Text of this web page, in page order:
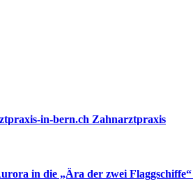
in-bern.ch Zahnarztpraxis
in die „Ära der zwei Flaggschiffe“